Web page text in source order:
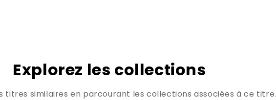
Explorez les collections
titres similaires en parcourant les collections associées à ce titre.